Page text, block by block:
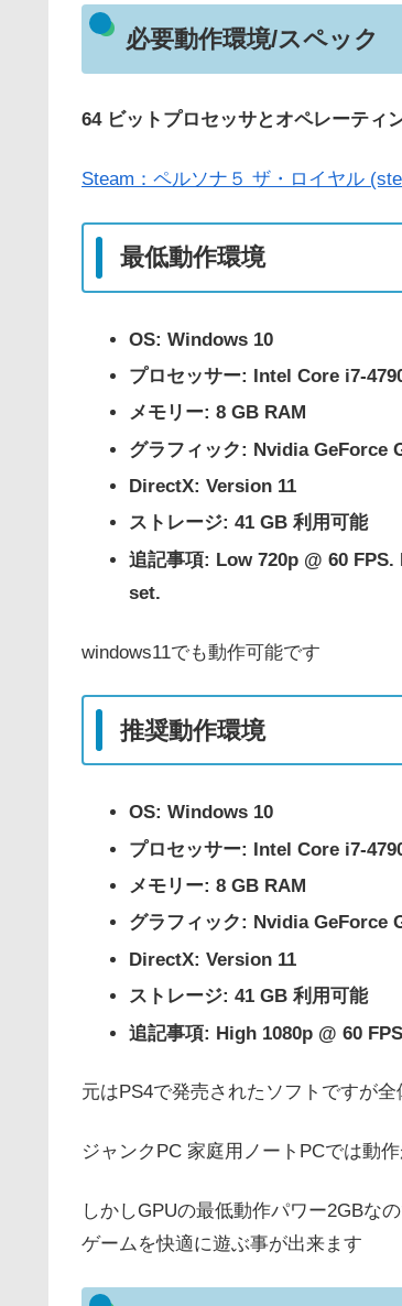
必要動作環境/スペック
64 ビットプロセッサとオペレーティ
Steam：ペルソナ５ ザ・ロイヤル
最低動作環境
OS: Windows 10
プロセッサー: Intel Core i7-
メモリー: 8 GB RAM
グラフィック: Nvidia GeForce
DirectX: Version 11
ストレージ: 41 GB 利用可能
追記事項: Low 720p @ 60
set.
windows11でも動作可能です
推奨動作環境
OS: Windows 10
プロセッサー: Intel Core i7-
メモリー: 8 GB RAM
グラフィック: Nvidia GeForce
DirectX: Version 11
ストレージ: 41 GB 利用可能
追記事項: High 1080p @ 60 FPS
元はPS4で発売されたソフトですが
ジャンクPC 家庭用ノートPCでは動
しかしGPUの最低動作パワー2GBな
ゲームを快適に遊ぶ事が出来ます